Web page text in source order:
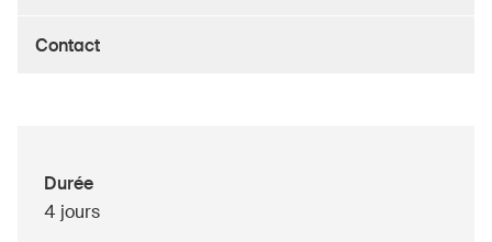
Politique
Contact
Durée
4 jours